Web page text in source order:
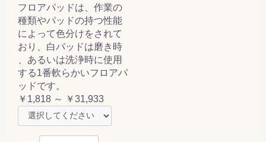
フロアパッドは、作業の
種類やパッドの持つ性能
によって色分けをされて
おり、白パッドは磨き時
、あるいは洗浄時に使用
する1番軟らかいフロアパ
ッドです。
￥1,818 ～ ￥31,933